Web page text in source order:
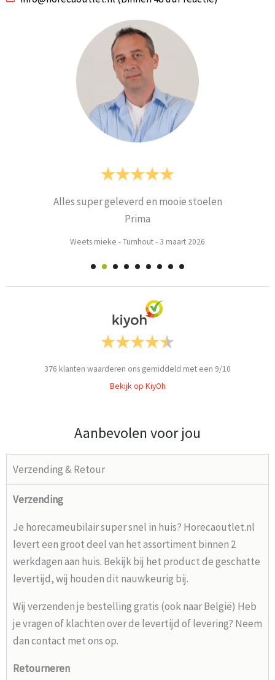
Alles super geleverd en mooie stoelen
Prima
Weets mieke -Turnhout- 3 maart 2026
376 klanten waarderen ons gemiddeld met een 9/10
Bekijk op KiyOh
Aanbevolen voor jou
Verzending & Retour
Verzending
Je horecameubilair super snel in huis? Horecaoutlet.nl
levert een groot deel van het assortiment binnen 2
werkdagen aan huis. Bekijk bij het product de geschatte
levertijd, wij houden dit nauwkeurig bij.
Wij verzenden je bestelling gratis (ook naar België) Heb
je vragen of klachten over de levertijd of levering? Neem
dan contact met ons op.
Retourneren